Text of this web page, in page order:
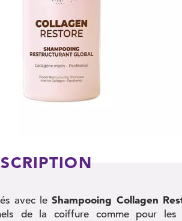
avec leShampooing Collagen
de la coiffure comme pour les